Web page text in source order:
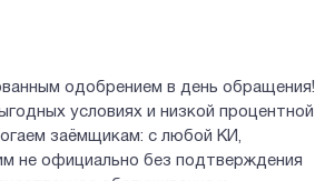
одобрением в день обращения!
условиях и низкой процентной
заёмщикам: с любой КИ,
не официально без подтверждения